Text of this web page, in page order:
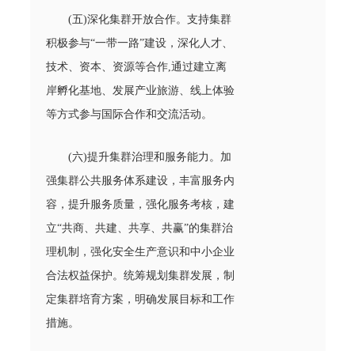
(五)深化集群开放合作。支持集群
积极参与“一带一路”建设，深化人才、
技术、资本、资源等合作,通过建立离
岸孵化基地、发展产业旅游、线上体验
等方式参与国际合作和交流活动。
(六)提升集群治理和服务能力。加
强集群公共服务体系建设，丰富服务内
容，提升服务质量，强化服务考核，建
立“共商、共建、共享、共赢”的集群治
理机制，强化安全生产意识和中小企业
合法权益保护。统筹规划集群发展，制
定集群培育方案，明确发展目标和工作
措施。